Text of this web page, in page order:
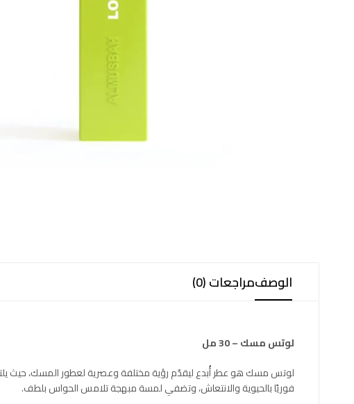
الوصفمراجعات (0)
لوتس مسك – 30 مل
لوتس مسك هو عطر أُبدع ليقدّم رؤية مختلفة وعصرية لعطور المسك، حيث
فوريًا بالحيوية والانتعاش، وتضفي لمسة مبهجة تلامس الحواس بلطف.